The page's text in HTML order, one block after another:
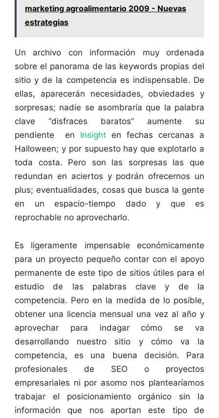
marketing agroalimentario 2009 - Nuevas
estrategias
Un archivo con información muy ordenada
sobre el panorama de las keywords propias del
sitio y de la competencia es indispensable. De
ellas, aparecerán necesidades, obviedades y
sorpresas; nadie se asombraría que la palabra
clave “disfraces baratos” aumente su
pendiente en Insight en fechas cercanas a
Halloween; y por supuesto hay que explotarlo a
toda costa. Pero son las sorpresas las que
redundan en aciertos y podrán ofrecernos un
plus; eventualidades, cosas que busca la gente
en un espacio-tiempo dado y que es
reprochable no aprovecharlo.
Es ligeramente impensable económicamente
para un proyecto pequeño contar con el apoyo
permanente de este tipo de sitios útiles para el
estudio de las palabras clave y de la
competencia. Pero en la medida de lo posible,
obtener una licencia mensual una vez al año y
aprovechar para indagar cómo se va
desarrollando nuestro sitio y cómo va la
competencia, es una buena decisión. Para
profesionales de SEO o proyectos
empresariales ni por asomo nos plantearíamos
trabajar el posicionamiento orgánico sin la
información que nos aportan este tipo de